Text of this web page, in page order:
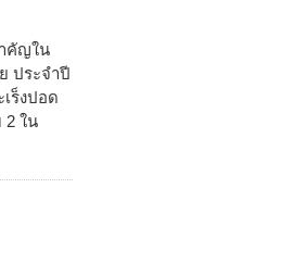
คัญใน
ประจำปี
ร็งปอด
2 ใน